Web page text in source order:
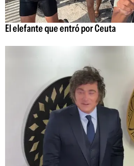
El elefante que entró por Ceuta